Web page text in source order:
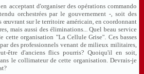
acceptant d'organiser des opérations commando
orchestrées par le gouvernement -, soit des
œuvrant sur le territoire américain, en coordonnant
mais aussi des éliminations... Quel beau service
cette organisation "La Cellule Grise". Ces basses
des professionnels venant de milieux militaires,
être d'anciens flics pourris? Quoiqu'il en soit,
le collimateur de cette organisation. Devrais-je